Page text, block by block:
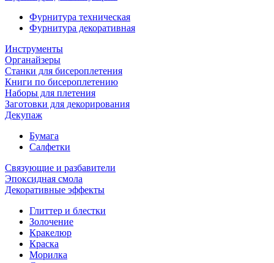
Фурнитура техническая
Фурнитура декоративная
Инструменты
Органайзеры
Станки для бисероплетения
Книги по бисероплетению
Наборы для плетения
Заготовки для декорирования
Декупаж
Бумага
Салфетки
Связующие и разбавители
Эпоксидная смола
Декоративные эффекты
Глиттер и блестки
Золочение
Кракелюр
Краска
Морилка